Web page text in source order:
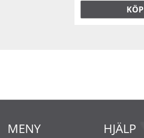
KÖP
MENY HJÄLP